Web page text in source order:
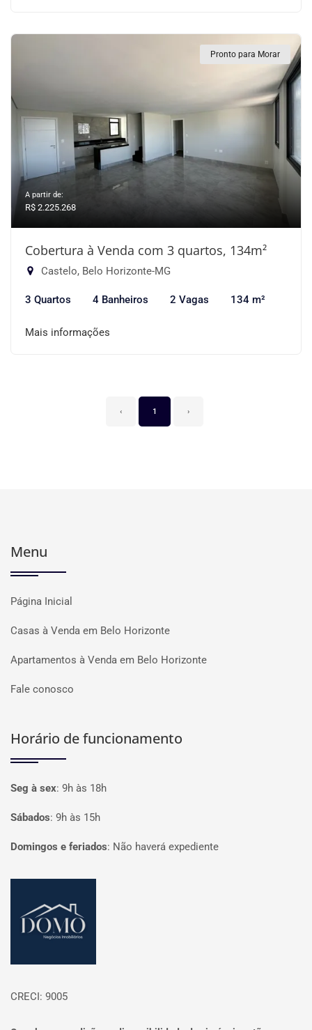
Pronto para Morar
A partir de:
R$ 2.225.268
Cobertura à Venda com 3 quartos, 134m²
Castelo, Belo Horizonte-MG
3 Quartos 4 Banheiros 2 Vagas 134 m²
Mais informações
‹ 1 ›
Menu
Página Inicial
Casas à Venda em Belo Horizonte
Apartamentos à Venda em Belo Horizonte
Fale conosco
Horário de funcionamento
Seg à sex: 9h às 18h
Sábados: 9h às 15h
Domingos e feriados: Não haverá expediente
CRECI: 9005